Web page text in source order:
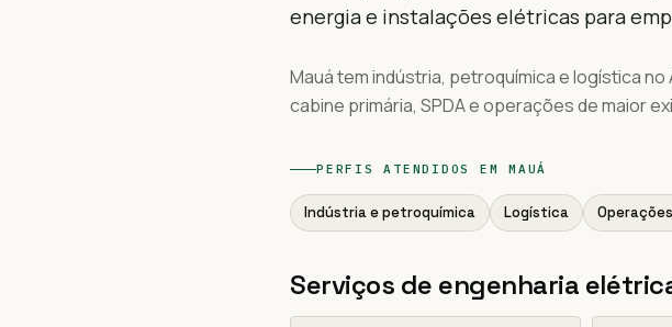
energia e instalações elétricas para
Mauá tem indústria, petroquímica e logística
cabine primária, SPDA e operações de maior
PERFIS ATENDIDOS EMMAUÁ
Indústria e petroquímica Logística
Serviços de engenharia